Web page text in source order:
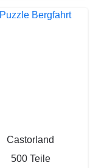
Castorland
500 Teile